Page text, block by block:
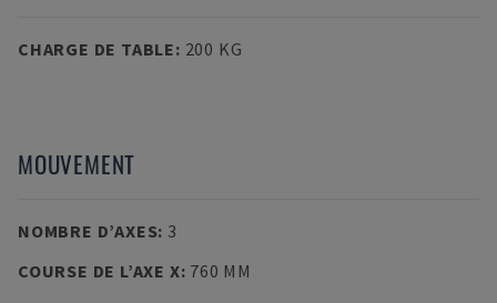
CHARGE DE TABLE: 200 KG
MOUVEMENT
NOMBRE D’AXES: 3
COURSE DE L’AXE X: 760 MM